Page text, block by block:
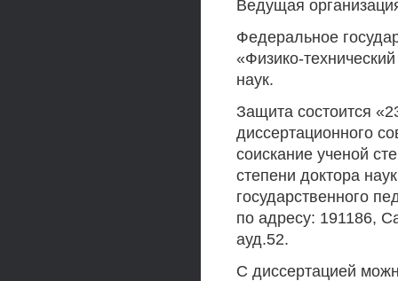
Ведущая
Федеральное
«Физико-
наук.
Защита состоится
диссертационного
соискание ученой
степени доктора
государственного
по адресу: 191186,
ауд.52.
С диссертацией